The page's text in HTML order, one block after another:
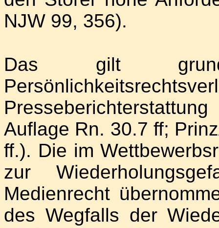
NJW 99, 356).
Das gilt
Auflage Rn. 30.7 ff;
ff.). Die im
zur
Medienrecht
des Wegfalls der